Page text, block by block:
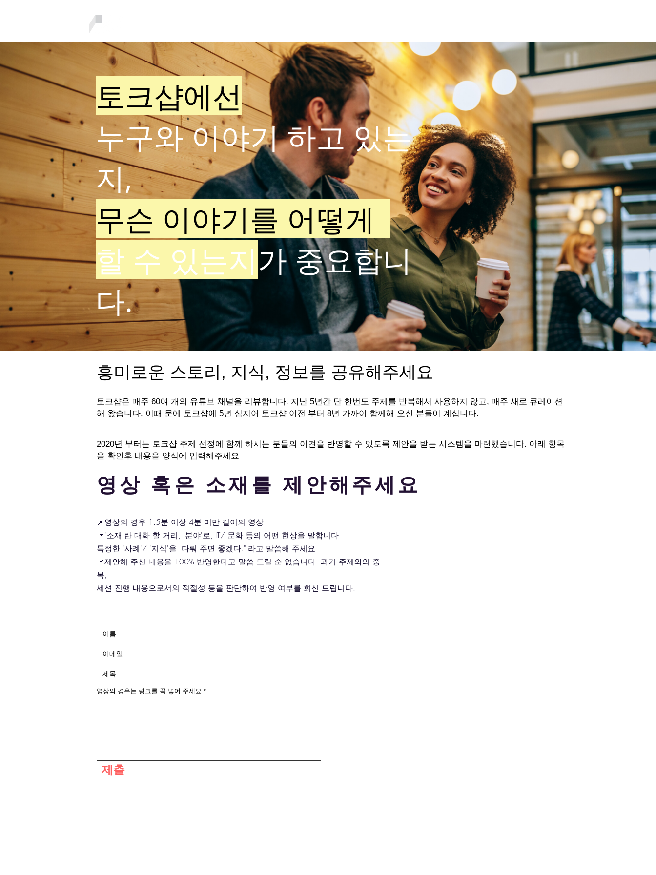
토크샵에선
누구와 이야기 하고 있는
지,
무슨 이야기를 어떻게
할 수 있는지가​ 중요합니
다.
흥미로운 스토리, 지식, 정보를 공유해주세요
토크샵은 매주 60여 개의 유튜브 채널을 리뷰합니다. 지난 5년간 단 한번도 주제를 반복해서 사용하지 않고, 매주 새로 큐레이션
해 왔습니다. 이때 문에 토크샵에 5년 심지어 토크샵 이전 부터 8년 가까이 함께해 오신 분들이 계십니다.
2020년 부터는 토크샵 주제 선정에 함께 하시는 분들의 이견을 반영할 수 있도록 제안을 받는 시스템을 마련했습니다. 아래 항목
을 확인후 내용을 양식에 입력해주세요.
​영상 혹은 소재를 제안해주세요
📌영상의 경우 1.5분 이상 4분 미만 길이의 영상
📌'소재'란 대화 할 거리, '분야'로, IT/ 문화 등의 어떤 현상을 말합니다.
특정한 '사례'/ '지식'을 다뤄 주면 좋겠다." 라고 말씀해 주세요
📌제안해 주신 내용을 100% 반영한다고 말씀 드릴 순 없습니다. 과거 주제와의 중
복,
세션 진행 내용으로서의 적절성 등을 판단하여 반영 여부를 회신 드립니다.
영상의 경우는 링크를 꼭 넣어 주세요
제출